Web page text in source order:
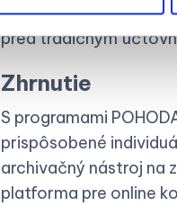
individuálneho
pred tradičným
Zhrnutie
S programami
prispôsobené
archivačný nástroj na
platforma pre online